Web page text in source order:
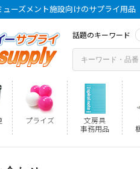
ューズメント施設向けのサプライ用品
話題のキーワード
プライズ
文房具
事務用品